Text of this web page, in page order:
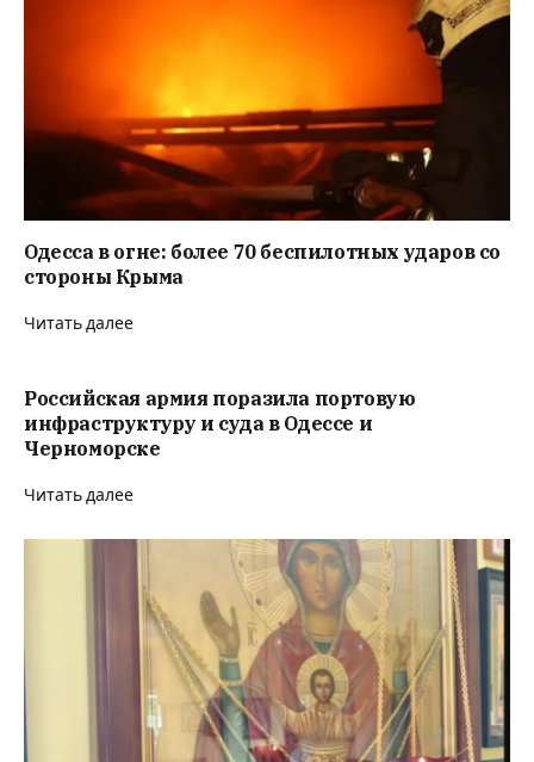
Одесса в огне: более 70 беспилотных ударов со
стороны Крыма
Читать далее
Российская армия поразила портовую
инфраструктуру и суда в Одессе и
Черноморске
Читать далее